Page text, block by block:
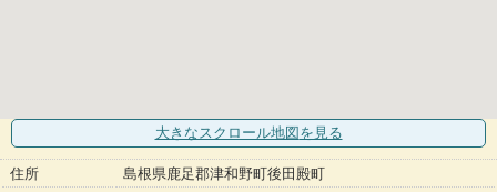
大きなスクロール地図 を見る
住所
島根県鹿足郡津和野町後田殿町